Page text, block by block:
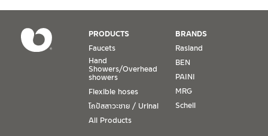
1. A proof of purchase, or seller’s receipt, shall be required
to validate product warranty which will be checked against
the date of purchase. In the absence of such proof of
purchase, no warranty claims can be made.
2. To be eligible for warranty claims, a product must be in
its proper working condition. If defects such as dents,
cracks, or impact breakage are evident, or its overall
PRODUCTS
Faucets
Hand
Showers/Overhead
showers
Flexible hoses
โถปัสสาวะชาย / Urinal
All Products
BRANDS
Rasland
BEN
PAINI
MRG
Schell